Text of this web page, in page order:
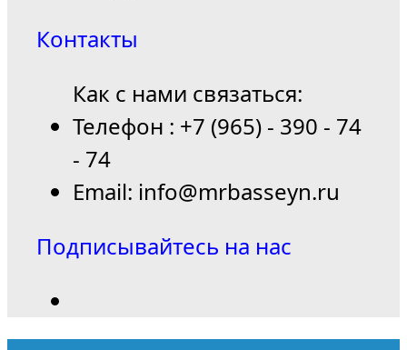
Контакты
Как с нами связаться:
Телефон : +7 (965) - 390 - 74
- 74
Email: info@mrbasseyn.ru
Подписывайтесь на нас